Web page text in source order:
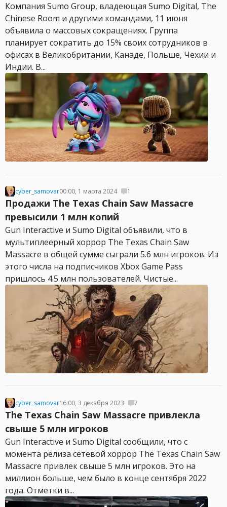
Компания Sumo Group, владеющая Sumo Digital, The
Chinese Room и другими командами, 11 июня
объявила о массовых сокращениях. Группа
планирует сократить до 15% своих сотрудников в
офисах в Великобритании, Канаде, Польше, Чехии и
Индии. В...
cyber_samovar00:00, 1 марта 2024 1
Продажи The Texas Chain Saw Massacre
превысили 1 млн копий
Gun Interactive и Sumo Digital объявили, что в
мультиплеерный хоррор The Texas Chain Saw
Massacre в общей сумме сыграли 5.6 млн игроков. Из
этого числа на подписчиков Xbox Game Pass
пришлось 4.5 млн пользователей. Чистые...
cyber_samovar16:00, 3 декабря 2023 7
The Texas Chain Saw Massacre привлекла
свыше 5 млн игроков
Gun Interactive и Sumo Digital сообщили, что с
момента релиза сетевой хоррор The Texas Chain Saw
Massacre привлек свыше 5 млн игроков. Это на
миллион больше, чем было в конце сентября 2022
года. Отметки в...